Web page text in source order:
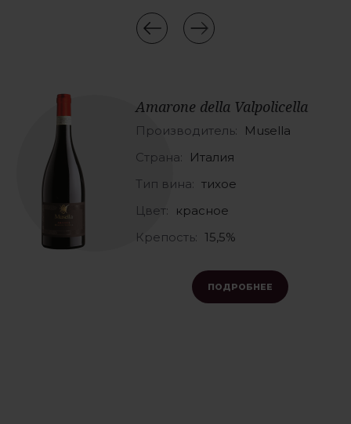
Amarone della Valpolicella
Производитель:
Musella
Страна:
Италия
Тип вина: тихое
Цвет:
красное
Крепость: 15,5%
ПОДРОБНЕЕ